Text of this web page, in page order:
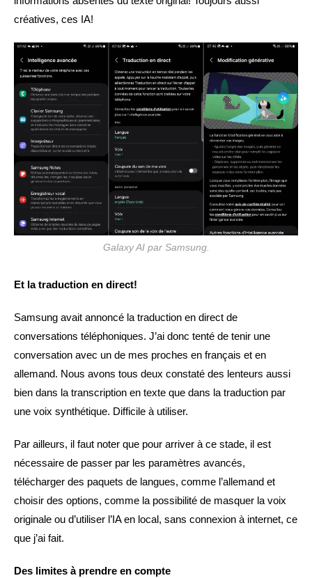
créatives, ces IA!
Galaxy AI par Samsung.
Et la traduction en direct!
Samsung avait annoncé la traduction en direct de
conversations téléphoniques. J’ai donc tenté de tenir une
conversation avec un de mes proches en français et en
allemand. Nous avons tous deux constaté des lenteurs aussi
bien dans la transcription en texte que dans la traduction par
une voix synthétique. Difficile à utiliser.
Par ailleurs, il faut noter que pour arriver à ce stade, il est
nécessaire de passer par les paramètres avancés,
télécharger des paquets de langues, comme l’allemand et
choisir des options, comme la possibilité de masquer la voix
originale ou d’utiliser l’IA en local, sans connexion à internet, ce
que j’ai fait.
Des limites à prendre en compte